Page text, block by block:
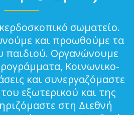
σωματείο.
και προωθούμε τα
παιδιού. Οργανώνουμε
Κοινωνικο-
και συνεργαζόμαστε
εξωτερικού και της
στη Διεθνή